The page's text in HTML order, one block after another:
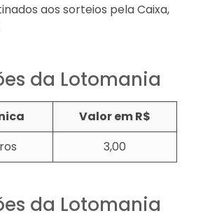
aos sorteios pela Caixa,
da Lotomania
Valor em R$
3,00
da Lotomania